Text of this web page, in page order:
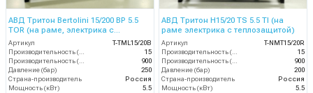
АВД Тритон Bertolini 15/200 BP 5.5
TOR (на раме, электрика с
теплозащитой)
Артикул
T-TML15/20B
15
900
Давление (бар)
250
Страна-производитель
Россия
Мощность (кВт)
5.5
АВД Тритон H15/20 TS 5.5 TI (на
раме электрика с теплозащитой)
Артикул
T-NMT15/20R
15
900
Давление (бар)
200
Страна-производитель
Россия
Мощность (кВт)
5.5